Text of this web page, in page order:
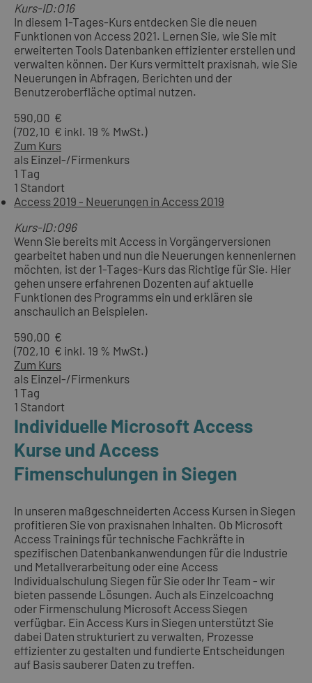
Kurs-ID:O16
In diesem 1-Tages-Kurs entdecken Sie die neuen
Funktionen von Access 2021. Lernen Sie, wie Sie mit
erweiterten Tools Datenbanken effizienter erstellen und
verwalten können. Der Kurs vermittelt praxisnah, wie Sie
Neuerungen in Abfragen, Berichten und der
Benutzeroberfläche optimal nutzen.
590,00 €
(702,10 € inkl. 19 % MwSt.)
Zum Kurs
als Einzel-/Firmenkurs
1 Tag
1 Standort
Access 2019 - Neuerungen in Access 2019
Kurs-ID:O96
Wenn Sie bereits mit Access in Vorgängerversionen
gearbeitet haben und nun die Neuerungen kennenlernen
möchten, ist der 1-Tages-Kurs das Richtige für Sie. Hier
gehen unsere erfahrenen Dozenten auf aktuelle
Funktionen des Programms ein und erklären sie
anschaulich an Beispielen.
590,00 €
(702,10 € inkl. 19 % MwSt.)
Zum Kurs
als Einzel-/Firmenkurs
1 Tag
1 Standort
Individuelle Microsoft Access
Kurse und Access
Fimenschulungen in Siegen
In unseren maßgeschneiderten Access Kursen in Siegen
profitieren Sie von praxisnahen Inhalten. Ob Microsoft
Access Trainings für technische Fachkräfte in
spezifischen Datenbankanwendungen für die Industrie
und Metallverarbeitung oder eine Access
Individualschulung Siegen für Sie oder Ihr Team - wir
bieten passende Lösungen. Auch als Einzelcoachng
oder Firmenschulung Microsoft Access Siegen
verfügbar. Ein Access Kurs in Siegen unterstützt Sie
dabei Daten strukturiert zu verwalten, Prozesse
effizienter zu gestalten und fundierte Entscheidungen
auf Basis sauberer Daten zu treffen.